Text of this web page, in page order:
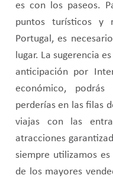
es con los paseos.
puntos turísticos y
Portugal, es
lugar. La sugerencia
anticipación por
económico,
perderías en las filas
viajas con las
atracciones
siempre utilizamos es
de los mayores